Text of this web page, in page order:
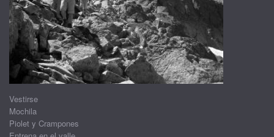
Vestirse
Mochila
Piolet y Crampones